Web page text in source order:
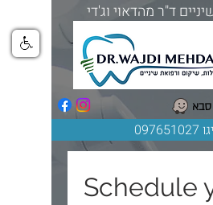
ד"ר מהדאוי וג'די
Schedule